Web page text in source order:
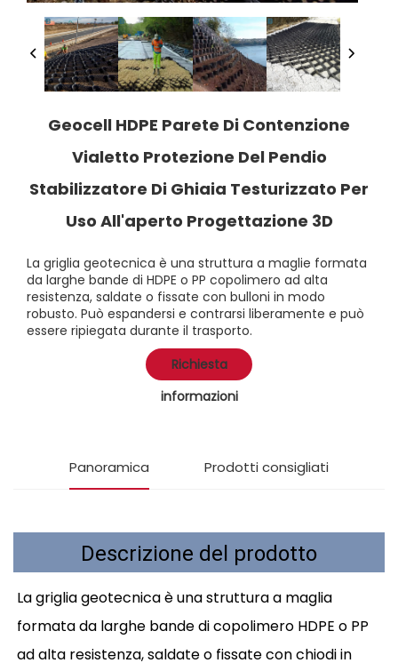
Geocell HDPE Parete Di Contenzione
Vialetto Protezione Del Pendio
Stabilizzatore Di Ghiaia Testurizzato Per
Uso All'aperto Progettazione 3D
La griglia geotecnica è una struttura a maglie formata
da larghe bande di HDPE o PP copolimero ad alta
resistenza, saldate o fissate con bulloni in modo
robusto. Può espandersi e contrarsi liberamente e può
essere ripiegata durante il trasporto.
Richiesta
informazioni
Panoramica Prodotti consigliati
Descrizione del prodotto
La griglia geotecnica è una struttura a maglia
formata da larghe bande di copolimero HDPE o PP
ad alta resistenza, saldate o fissate con chiodi in